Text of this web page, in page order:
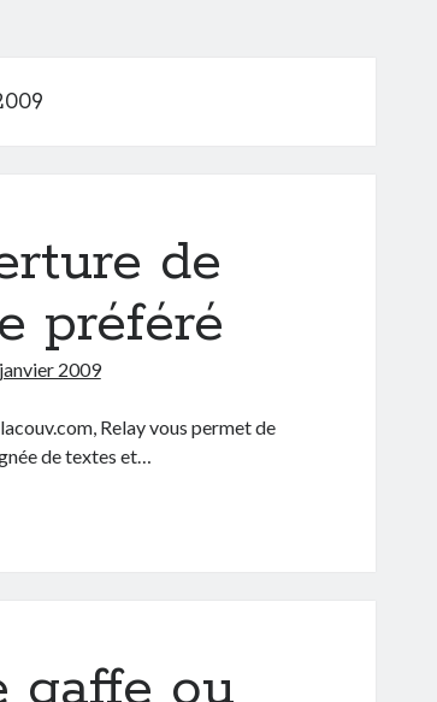
de
préféré
2009
Relay vous permet de
de textes et…